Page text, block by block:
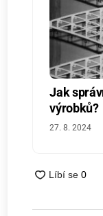
Jak
výrobků?
27. 8. 2024